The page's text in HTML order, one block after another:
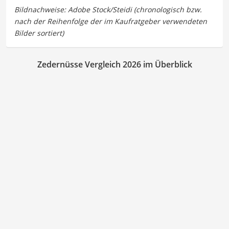
Zedernüsse Vergleich 2026 im Überblick